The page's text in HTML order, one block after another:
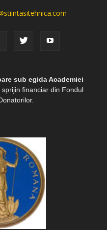
sub egida Academiei
financiar din Fondul